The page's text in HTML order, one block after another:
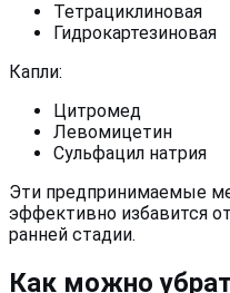
Тетрациклиновая
Гидрокартезиновая
Капли:
Цитромед
Левомицетин
Сульфацил натрия
Эти предпринимаемые
эффективно избавится
ранней стадии.
Как можно